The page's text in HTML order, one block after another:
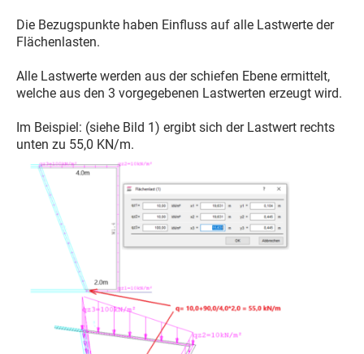
Die Bezugspunkte haben Einfluss auf alle Lastwerte der
Flächenlasten.
Alle Lastwerte werden aus der schiefen Ebene ermittelt,
welche aus den 3 vorgegebenen Lastwerten erzeugt wird.
Im Beispiel: (siehe Bild 1) ergibt sich der Lastwert rechts
unten zu 55,0 KN/m.